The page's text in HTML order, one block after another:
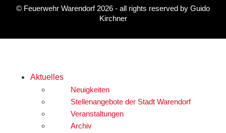
© Feuerwehr Warendorf 2026 - all rights reserved by Guido
Kirchner
Aktuelles
Neuigkeiten
Stellenangebote der Stadt Warendorf
Veranstaltungen
Archiv